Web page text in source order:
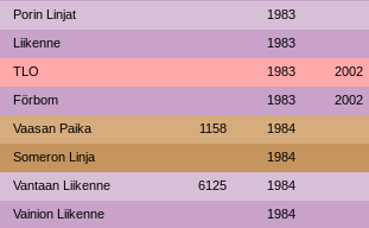
Porin Linjat 1983
Liikenne 1983
TLO 1983 2002
Förbom 1983 2002
Vaasan Paika 1158 1984
Someron Linja 1984
Vantaan Liikenne 6125 1984
Vainion Liikenne 1984